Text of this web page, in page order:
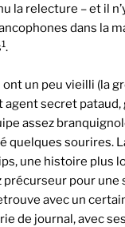
la relecture – et il
dans la
1.
un peu vieilli (la
agent secret pataud,
assez
quelques sourires.
une histoire plus
précurseur pour une
avec un
de journal, avec ses